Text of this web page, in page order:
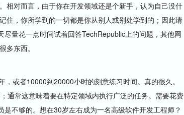
对而言，由于你在开发领域还是个新手，认为自己没什
住，你所学到的一切都是你从别人或别处学到的；因此请
尽量花一点时间试着回答TechRepublic上的问题，其他网
多东西。
或者10000到20000小时的刻意练习时间。真的很久。
通常这意味着要在特定领域内执行广泛的任务。需要花费
是不够的。想在30岁左右成为一名高级软件开发工程师？